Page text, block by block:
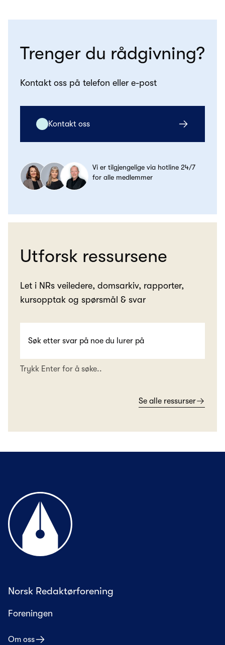
Trenger du rådgivning?
Kontakt oss på telefon eller e-post
Kontakt oss
Vi er tilgjengelige via hotline 24/7
for alle medlemmer
Utforsk ressursene
Let i NRs veiledere, domsarkiv, rapporter,
kursopptak og spørsmål & svar
Trykk Enter for å søke..
Se alle ressurser
Til forsiden
Norsk Redaktørforening
Foreningen
Om oss